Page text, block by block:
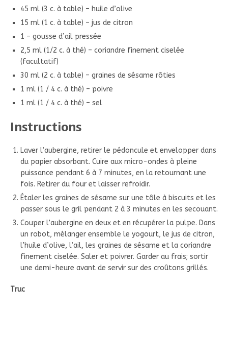
45 ml (3 c. à table) – huile d’olive
15 ml (1 c. à table) – jus de citron
1 – gousse d’ail pressée
2,5 ml (1/2 c. à thé) – coriandre finement ciselée
(facultatif)
30 ml (2 c. à table) – graines de sésame rôties
1 ml (1 / 4 c. à thé) – poivre
1 ml (1 / 4 c. à thé) – sel
Instructions
Laver l’aubergine, retirer le pédoncule et envelopper dans
du papier absorbant. Cuire aux micro-ondes à pleine
puissance pendant 6 à 7 minutes, en la retournant une
fois. Retirer du four et laisser refroidir.
Étaler les graines de sésame sur une tôle à biscuits et les
passer sous le gril pendant 2 à 3 minutes en les secouant.
Couper l’aubergine en deux et en récupérer la pulpe. Dans
un robot, mélanger ensemble le yogourt, le jus de citron,
l’huile d’olive, l’ail, les graines de sésame et la coriandre
finement ciselée. Saler et poivrer. Garder au frais; sortir
une demi-heure avant de servir sur des croûtons grillés.
Truc